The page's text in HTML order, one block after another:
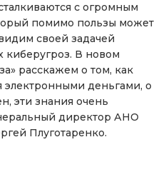
с огромным
помимо пользы может
своей задачей
киберугроз. В новом
расскажем о том, как
электронными деньгами, о
эти знания очень
директор АНО
Плуготаренко.